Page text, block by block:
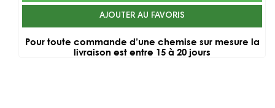
AJOUTER AU FAVORIS
Pour toute commande d’une chemise sur mesure la
livraison est entre 15 à 20 jours